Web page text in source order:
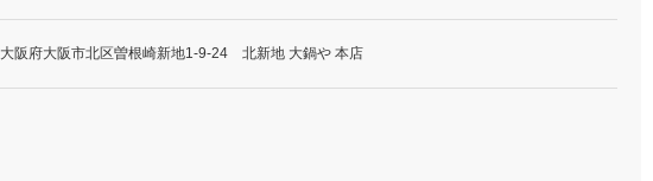
大阪府大阪市北区曽根崎新地1-9-24 北新地 大鍋や 本店